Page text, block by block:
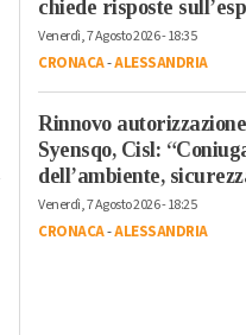
chiede risposte
Venerdì, 7 Agosto 2026 - 18:35
CRONACA-ALESSANDRIA
Rinnovo
Syensqo, Cisl:
dell’ambiente,
Venerdì, 7 Agosto 2026 - 18:25
CRONACA-ALESSANDRIA